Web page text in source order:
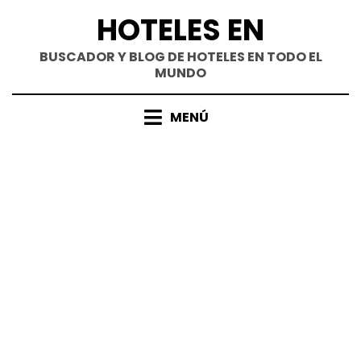
contenido
HOTELES EN
BUSCADOR Y BLOG DE HOTELES EN TODO EL
MUNDO
MENÚ